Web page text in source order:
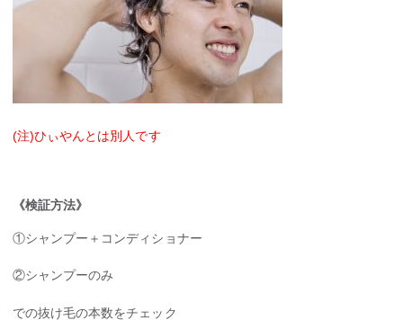
(注)ひぃやんとは別人です
《検証方法》
①シャンプー＋コンディショナー
②シャンプーのみ
での抜け毛の本数をチェック